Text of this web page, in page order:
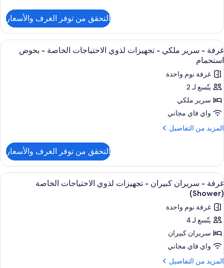
لذوي
الاحتياجات
الخاصة
(Shower)
غرفة
سرير
ملكي
تجهيزات
لذوي
الاحتياجات
الخاصة
التحقق من توفر الغرف والأسعار
استعراض
جميع
صور
غرفة
-
سرير
ملكي
-
الاحتياجات
الخاصة
-
بحوض
استحمام
أغطية فراش متميزة وخزنة داخل الغرفة
3
غرفة - سرير ملكي - تجهيزات لذوي الاحتياجات الخاصة - بحوض
استحمام
غرفة نوم واحدة
يتّسع لـ 2
سرير ملكي
واي فاي مجاني
المزيد من التفاصيل
المزيد
غرفة
سرير
ملكي
-
تجهيزات
لذوي
الاحتياجات
الخاصة
-
بحوض
استحمام
التحقق من توفر الغرف والأسعار
استعراض
جميع
صور
غرفة
-
سريران
كبيران
-
أغطية فراش متميزة وخزنة داخل الغرفة
5
غرفة - سريران كبيران - تجهيزات لذوي الاحتياجات الخاصة
(Shower)
غرفة نوم واحدة
يتّسع لـ 4
سريران كبيران
واي فاي مجاني
المزيد من التفاصيل
المزيد